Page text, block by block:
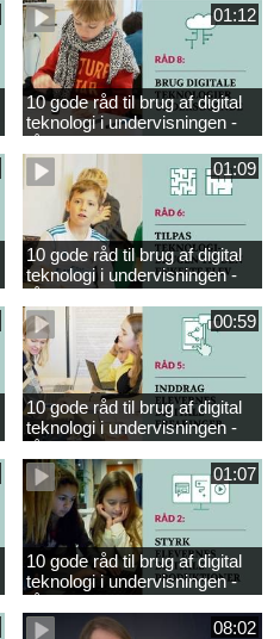
01:12
10 gode råd til brug af digital
teknologi i undervisningen -
råd 8
01:09
10 gode råd til brug af digital
teknologi i undervisningen -
råd 6
00:59
10 gode råd til brug af digital
teknologi i undervisningen -
råd 5
01:07
10 gode råd til brug af digital
teknologi i undervisningen -
råd 2
08:02